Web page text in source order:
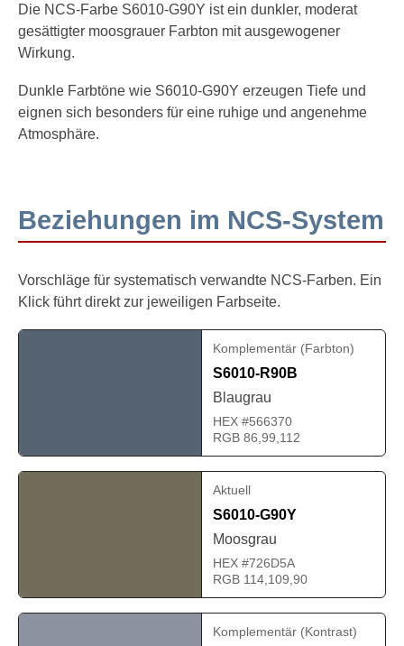
Die NCS-Farbe S6010-G90Y ist ein dunkler, moderat
gesättigter moosgrauer Farbton mit ausgewogener
Wirkung.
Dunkle Farbtöne wie S6010-G90Y erzeugen Tiefe und
eignen sich besonders für eine ruhige und angenehme
Atmosphäre.
Beziehungen im NCS-System
Vorschläge für systematisch verwandte NCS-Farben. Ein
Klick führt direkt zur jeweiligen Farbseite.
Komplementär (Farbton)
S6010-R90B
Blaugrau
HEX #566370
RGB 86,99,112
Aktuell
S6010-G90Y
Moosgrau
HEX #726D5A
RGB 114,109,90
Komplementär (Kontrast)